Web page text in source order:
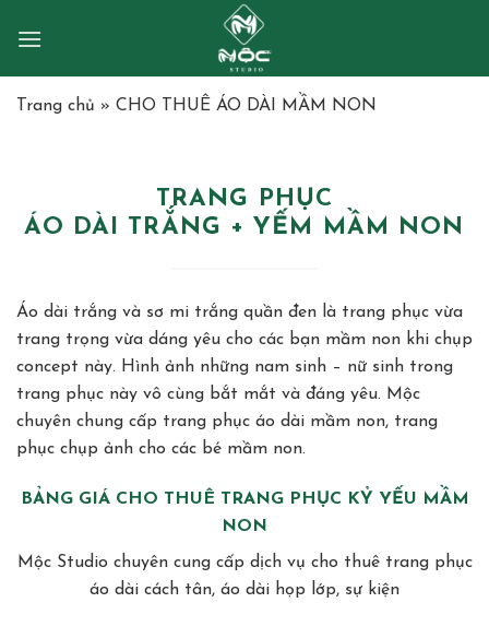
Trang chủ » CHO THUÊ ÁO DÀI MẦM NON
TRANG PHỤC
ÁO DÀI TRẮNG + YẾM MẦM NON
Áo dài trắng và sơ mi trắng quần đen là trang phục vừa
trang trọng vừa dáng yêu cho các bạn mầm non khi chụp
concept này. Hình ảnh những nam sinh – nữ sinh trong
trang phục này vô cùng bắt mắt và đáng yêu. Mộc
chuyên chung cấp trang phục áo dài mầm non, trang
phục chụp ảnh cho các bé mầm non.
BẢNG GIÁ CHO THUÊ TRANG PHỤC KỶ YẾU MẦM
NON
Mộc Studio chuyên cung cấp dịch vụ cho thuê trang phục
áo dài cách tân, áo dài họp lớp, sự kiện